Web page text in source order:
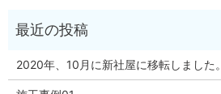
2020年、10月に新社屋に移転しました。